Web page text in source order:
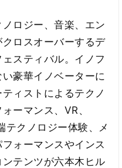
ロジー、音楽、エン
ロスオーバーするデ
スティバル。イノフ
豪華イノベーターに
ィストによるテクノ
ーマンス、VR、
テクノロジー体験、メ
ォーマンスやインス
テンツが六本木ヒル